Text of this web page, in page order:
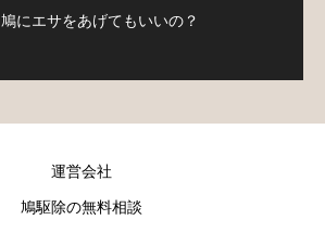
鳩にエサをあげてもいいの？
運営会社
鳩駆除の無料相談